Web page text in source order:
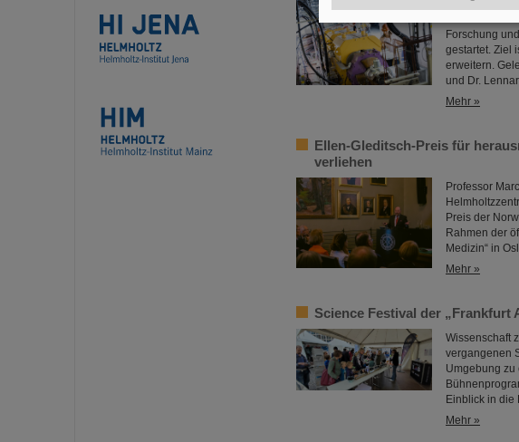
Mit einer
Forschung
gestartet. Ziel
erweitern.
und Dr.
Mehr »
Ellen-Gleditsch-Preis für
verliehen
Professor
Preis der
Rahmen der
Medizin“ in
Mehr »
Science Festival der „Frankfurt
Wissenschaft
vergangenen
Umgebung zu
Einblick in die
Mehr »